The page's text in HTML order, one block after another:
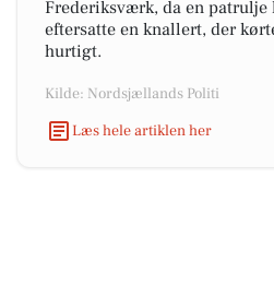
Frederiksværk, da en patrulje
eftersatte en knallert, der
hurtigt.
Kilde: Nordsjællands Politi
Læs hele artiklen her